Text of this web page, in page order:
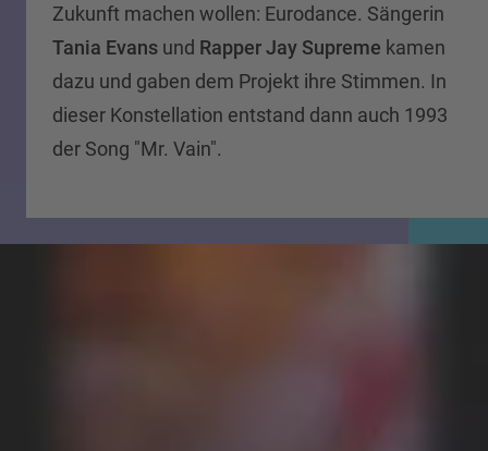
Zukunft machen wollen: Eurodance. Sängerin
Tania Evans und Rapper Jay Supreme kamen
dazu und gaben dem Projekt ihre Stimmen. In
dieser Konstellation entstand dann auch 1993
der Song "Mr. Vain".